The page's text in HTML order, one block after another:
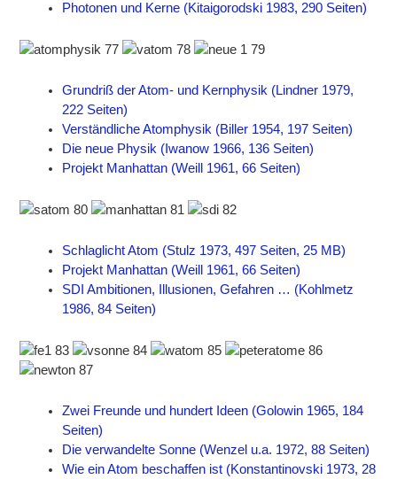
Photonen und Kerne (Kitaigorodski 1983, 290 Seiten)
Grundriß der Atom- und Kernphysik (Lindner 1979,
222 Seiten)
Verständliche Atomphysik (Biller 1954, 197 Seiten)
Die neue Physik (Iwanow 1966, 136 Seiten)
Projekt Manhattan (Weill 1961, 66 Seiten)
Schlaglicht Atom (Stulz 1973, 497 Seiten, 25 MB)
Projekt Manhattan (Weill 1961, 66 Seiten)
SDI Ambitionen, Illusionen, Gefahren … (Kohlmetz
1986, 84 Seiten)
Zwei Freunde und hundert Ideen (Golowin 1965, 184
Seiten)
Die verwandelte Sonne (Wenzel u.a. 1972, 88 Seiten)
Wie ein Atom beschaffen ist (Konstantinovski 1973, 28